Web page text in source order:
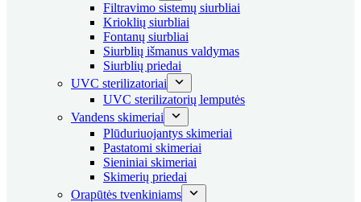
Filtravimo sistemų siurbliai
Krioklių siurbliai
Fontanų siurbliai
Siurblių išmanus valdymas
Siurblių priedai
UVC sterilizatoriai
UVC sterilizatorių lemputės
Vandens skimeriai
Plūduriuojantys skimeriai
Pastatomi skimeriai
Sieniniai skimeriai
Skimerių priedai
Orapūtės tvenkiniams